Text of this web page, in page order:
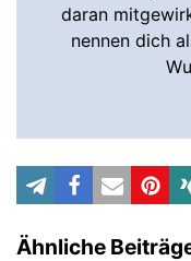
daran
nennen dich
Ähnliche